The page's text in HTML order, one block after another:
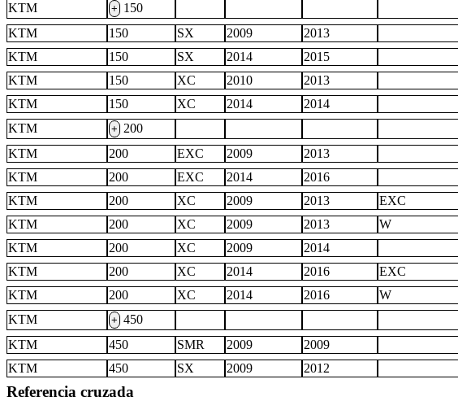
KTM
+ 150
KTM
150 SX 2009
2013
KTM
150 SX 2014
2015
KTM
150 XC 2010
2013
KTM
150 XC 2014
2014
KTM
+ 200
KTM
200 EXC 2009
2013
KTM
200 EXC 2014
2016
KTM
200 XC 2009 2013
EXC
KTM
200 XC 2009 2013
W
KTM
200 XC 2009
2014
KTM
200 XC 2014 2016
EXC
KTM
200 XC 2014 2016
W
KTM
+ 450
KTM
450 SMR 2009
2009
KTM
450 SX 2009 2012
Referencia cruzada